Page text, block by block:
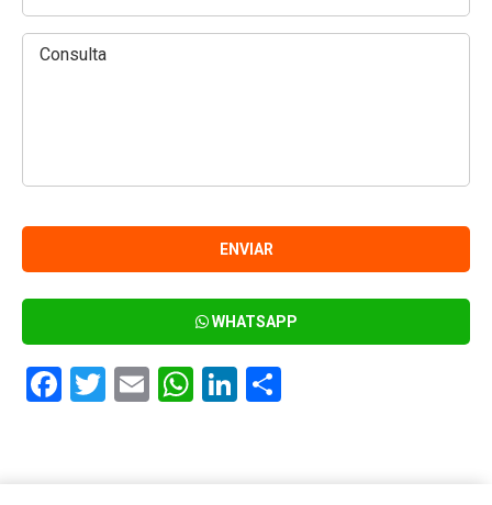
WHATSAPP
Facebook
Twitter
EmailWhatsApp
LinkedIn